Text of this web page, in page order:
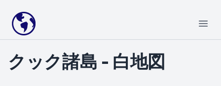
Your Company
クック諸島 - 白地図